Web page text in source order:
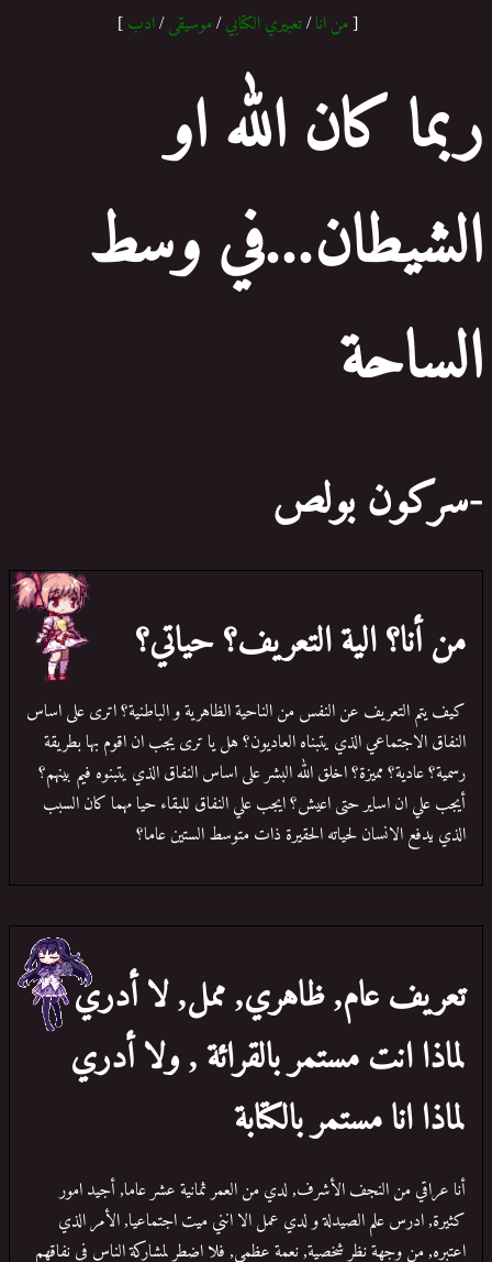
[ من انا/تعبيري الكتابي / موسيقى /ادب ]
ربما كان الله او
الشيطان...في وسط
الساحة
-سركون بولص
من أنا؟ الية التعريف؟ حياتي؟
كيف يتم التعريف عن النفس من الناحية الظاهرية و الباطنية؟ اترى على اساس
النفاق الاجتماعي الذي يتبناه العاديون؟ هل يا ترى يجب ان اقوم بها بطريقة
رسمية؟ عادية؟ مميزة؟ اخلق الله البشر على اساس النفاق الذي يتبنوه فيم بينهم؟
أيجب علي ان اساير حتى اعيش؟ ايجب علي النفاق للبقاء حيا مهما كان السبب
الذي يدفع الانسان لحياته الحقيرة ذات متوسط الستين عاما؟
تعريف عام, ظاهري, ممل, لا أدري
لماذا انت مستمر بالقرائة , ولا أدري
لماذا انا مستمر بالكتابة
أنا عراقي من النجف الأشرف, لدي من العمر ثمانية عشر عاما, أجيد امور
كثيرة, ادرس علم الصيدلة و لدي عمل الا انني ميت اجتماعيا, الأمر الذي
اعتبره, من وجهة نظر شخصية, نعمة عظمى, فلا اضطر لمشاركة الناس في نفاقهم